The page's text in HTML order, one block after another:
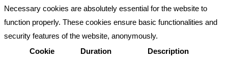
Necessary cookies are absolutely essential for the website to
function properly. These cookies ensure basic functionalities and
security features of the website, anonymously.
Cookie
Duration Description